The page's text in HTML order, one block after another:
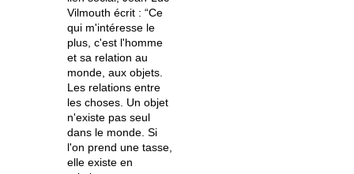
Vilmouth écrit : “Ce
qui m'intéresse le
plus, c'est l'homme
et sa relation au
monde, aux objets.
Les relations entre
les choses. Un objet
n'existe pas seul
dans le monde. Si
l'on prend une tasse,
elle existe en